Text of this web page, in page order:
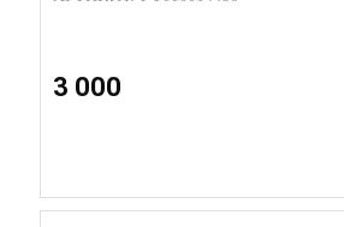
3 000